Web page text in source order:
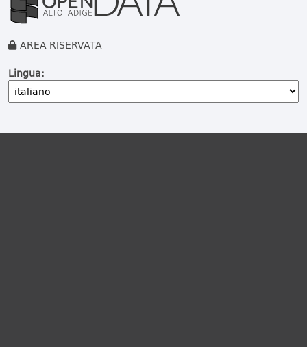
AREA RISERVATA
Lingua